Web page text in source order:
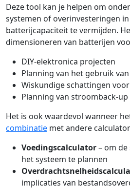
Deze tool kan je helpen om
systemen of overinvesteringen
batterijcapaciteit te vermijden.
dimensioneren van batterijen
DIY-elektronica projecten
Planning van het gebruik
Wiskundige schattingen
Planning van stroomback-
Het is ook waardevol wanneer
combinatie met andere
Voedingscalculator– om
het systeem te plannen
implicaties van